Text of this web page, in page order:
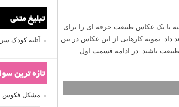
های اجتماعی و گرفتن نظرات دیگران
به عکس و دنیای عکاسی، عکاسان
است، اشتیاق آن ها به تماشای
تبلیغ متنی
آتلیه کودک
تازه ترین
مشکل فکوس در لنز